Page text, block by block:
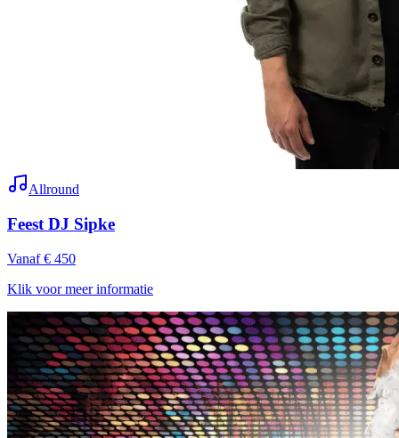
Allround
Feest DJ Sipke
Vanaf € 450
Klik voor meer informatie